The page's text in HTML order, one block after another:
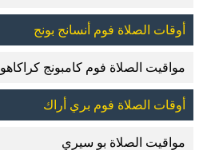
أوقات الصلاة فوم أنسانج بونج
مواقيت الصلاة فوم كامبونج كراكاهو
أوقات الصلاة فوم بري أراك
مواقيت الصلاة بو سيري